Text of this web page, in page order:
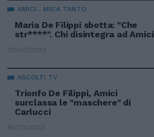
AMICI... MICA TANTO
Maria De Filippi sbotta: "Che
str****". Chi disintegra ad Amici
20/03/2023
ASCOLTI TV
Trionfo De Filippi, Amici
surclassa le "maschere" di
Carlucci
19/03/2023